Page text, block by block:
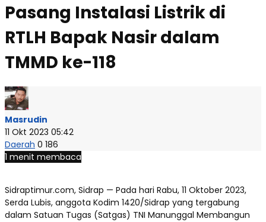
Pasang Instalasi Listrik di
RTLH Bapak Nasir dalam
TMMD ke-118
Masrudin
11 Okt 2023 05:42
Daerah 0 186
1 menit membaca
Sidraptimur.com, Sidrap — Pada hari Rabu, 11 Oktober 2023,
Serda Lubis, anggota Kodim 1420/Sidrap yang tergabung
dalam Satuan Tugas (Satgas) TNI Manunggal Membangun